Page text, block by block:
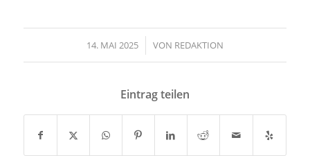
14. MAI 2025
/ VON REDAKTION
Eintrag teilen